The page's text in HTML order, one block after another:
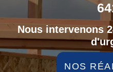
Nous intervenons
NOS